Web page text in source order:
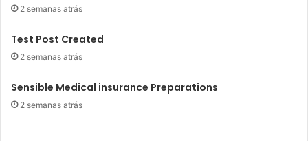
2 semanas atrás
Test Post Created
2 semanas atrás
Sensible Medical insurance Preparations
2 semanas atrás